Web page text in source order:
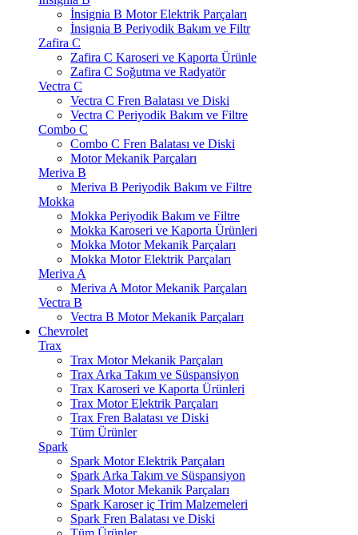
İnsignia B Motor Elektrik Parçaları
İnsignia B Periyodik Bakım ve Filtr
Zafira C
Zafira C Karoseri ve Kaporta Ürünle
Zafira C Soğutma ve Radyatör
Vectra C
Vectra C Fren Balatası ve Diski
Vectra C Periyodik Bakım ve Filtre
Combo C
Combo C Fren Balatası ve Diski
Motor Mekanik Parçaları
Meriva B
Meriva B Periyodik Bakım ve Filtre
Mokka
Mokka Periyodik Bakım ve Filtre
Mokka Karoseri ve Kaporta Ürünleri
Mokka Motor Mekanik Parçaları
Mokka Motor Elektrik Parçaları
Meriva A
Meriva A Motor Mekanik Parçaları
Vectra B
Vectra B Motor Mekanik Parçaları
Chevrolet
Trax
Trax Motor Mekanik Parçaları
Trax Arka Takım ve Süspansiyon
Trax Karoseri ve Kaporta Ürünleri
Trax Motor Elektrik Parçaları
Trax Fren Balatası ve Diski
Tüm Ürünler
Spark
Spark Motor Elektrik Parçaları
Spark Arka Takım ve Süspansiyon
Spark Motor Mekanik Parçaları
Spark Karoser iç Trim Malzemeleri
Spark Fren Balatası ve Diski